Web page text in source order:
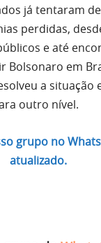
já tentaram
perdidas,
e até
Bolsonaro em
a situação
outro nível.
grupo no
atualizado.